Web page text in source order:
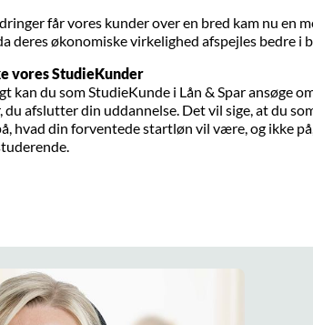
får vores kunder over en bred kam nu en
deres økonomiske virkelighed afspejles bedre i
vores StudieKunder
kan du som StudieKunde i Lån & Spar ansøge
du afslutter din uddannelse. Det vil sige, at du
hvad din forventede startløn vil være, og ikke